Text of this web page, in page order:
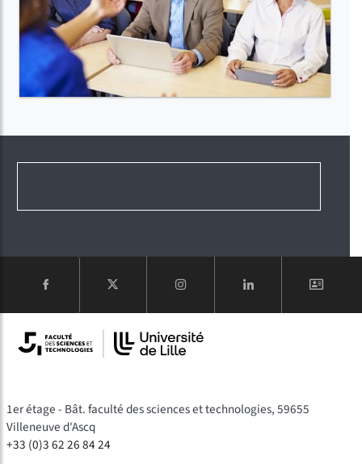
COMPTE
1er étage - Bât. faculté des sciences et technologies, 59655
Villeneuve d'Ascq
+33 (0)3 62 26 84 24